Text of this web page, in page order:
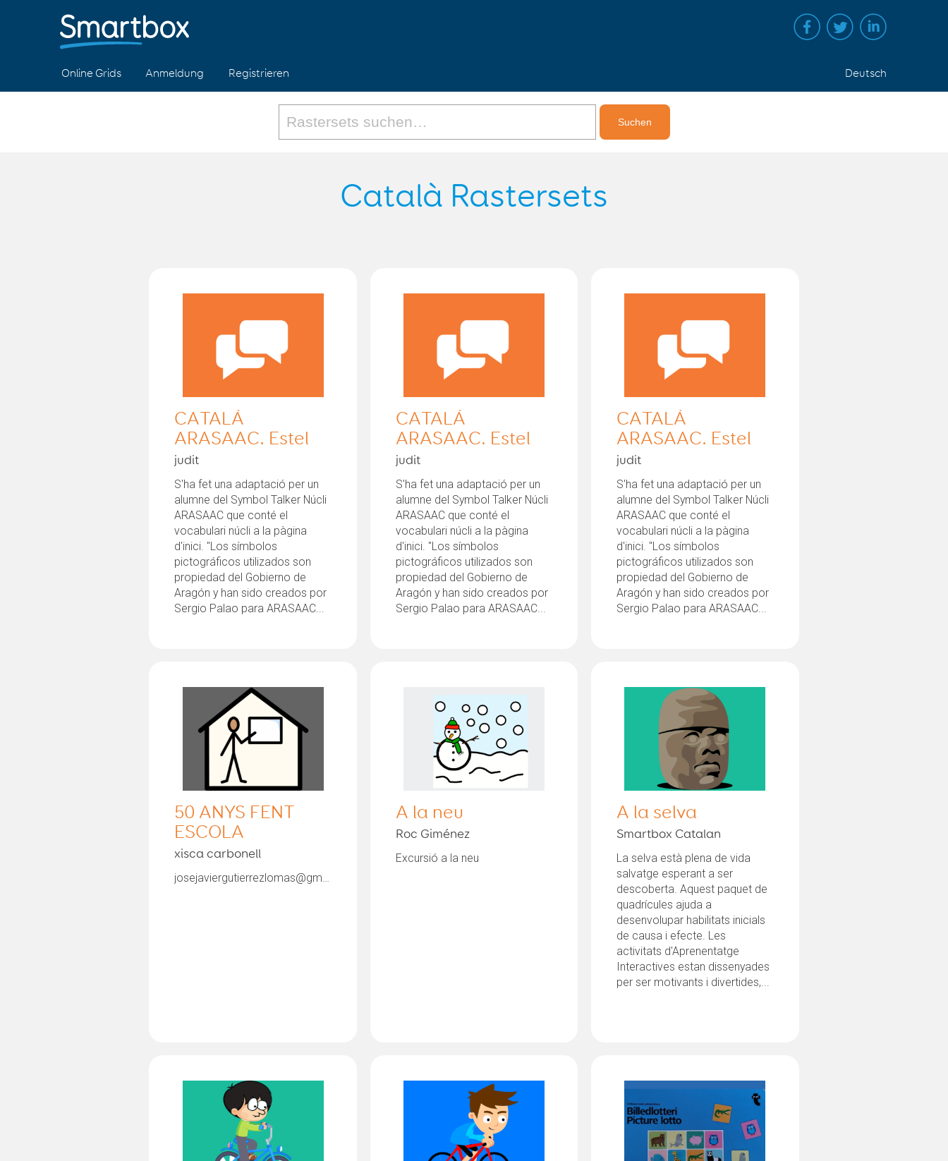
Online Grids Anmeldung Registrieren Deutsch
Català Rastersets
CATALÀ
ARASAAC. Estel
judit
S'ha fet una adaptació per un
alumne del Symbol Talker Núcli
ARASAAC que conté el
vocabulari núcli a la pàgina
d'inici. "Los símbolos
pictográficos utilizados son
propiedad del Gobierno de
Aragón y han sido creados por
Sergio Palao para ARASAAC...
CATALÀ
ARASAAC. Estel
judit
S'ha fet una adaptació per un
alumne del Symbol Talker Núcli
ARASAAC que conté el
vocabulari núcli a la pàgina
d'inici. "Los símbolos
pictográficos utilizados son
propiedad del Gobierno de
Aragón y han sido creados por
Sergio Palao para ARASAAC...
CATALÀ
ARASAAC. Estel
judit
S'ha fet una adaptació per un
alumne del Symbol Talker Núcli
ARASAAC que conté el
vocabulari núcli a la pàgina
d'inici. "Los símbolos
pictográficos utilizados son
propiedad del Gobierno de
Aragón y han sido creados por
Sergio Palao para ARASAAC...
50 ANYS FENT
ESCOLA
xisca carbonell
josejaviergutierrezlomas@gmail.com
A la neu
Roc Giménez
Excursió a la neu
A la selva
Smartbox Catalan
La selva està plena de vida
salvatge esperant a ser
descoberta. Aquest paquet de
quadrícules ajuda a
desenvolupar habilitats inicials
de causa i efecte. Les
activitats d'Aprenentatge
Interactives estan dissenyades
per ser motivants i divertides,...